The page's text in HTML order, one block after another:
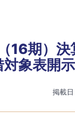
16期）決
象表開示
掲載